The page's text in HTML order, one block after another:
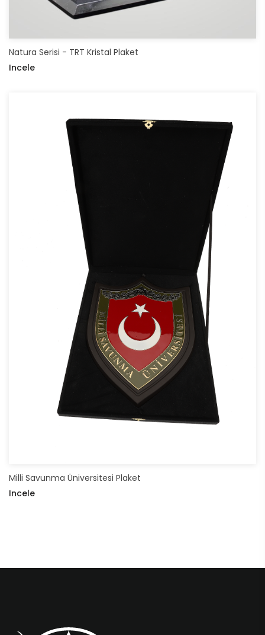
Natura Serisi - TRT Kristal Plaket
Incele
Milli Savunma Üniversitesi Plaket
Incele